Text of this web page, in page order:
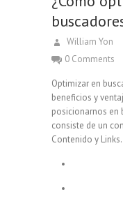
William Yon
0 Comments
Optimizar en
beneficios y
posicionarnos en
consiste de un
Contenido y Links.